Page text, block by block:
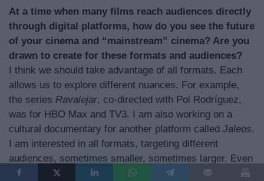
At a time when many films reach audiences directly
through digital platforms, how do you see the future
of your cinema and “mainstream” cinema? Are you
drawn to create for these formats and audiences?
I think we should take advantage of all formats. Each
allows us to explore different nuances. For example,
the series Ravalejar, co-directed with Pol Rodríguez,
was for HBO Max and TV3. I am also working on a
cultural documentary for another platform called Jaleos.
I am interested in all formats, targeting different
audiences, sometimes smaller, sometimes larger. Even
films and series reach audiences in less-than-ideal